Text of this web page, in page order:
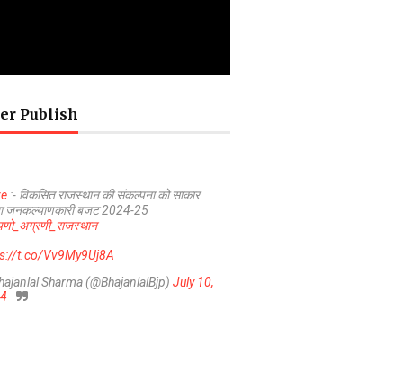
Publish
:- विकसित राजस्थान की संकल्पना को साकार
जनकल्याणकारी बजट 2024-25
t.co/Vv9My9Uj8A
Sharma (@BhajanlalBjp) July 10,